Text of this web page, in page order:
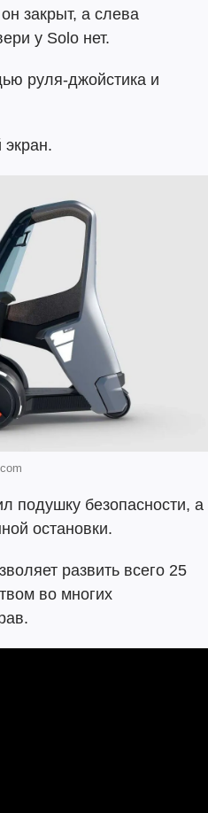
закрыт, а слева
у Solo нет.
руля-джойстика и
подушку безопасности, а
остановки.
развить всего 25
во многих